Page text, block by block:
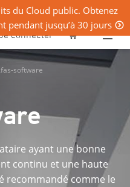
du Cloud public. Obtenez
pendant jusqu’à 30 jours
connecter
0
software
ayant une bonne
continu et une haute
recommandé comme le